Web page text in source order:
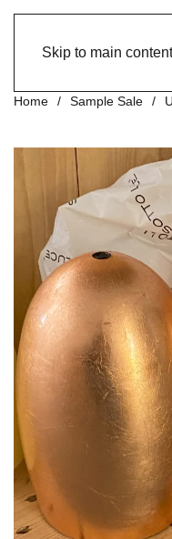
Skip to main content
Home Sample Sale